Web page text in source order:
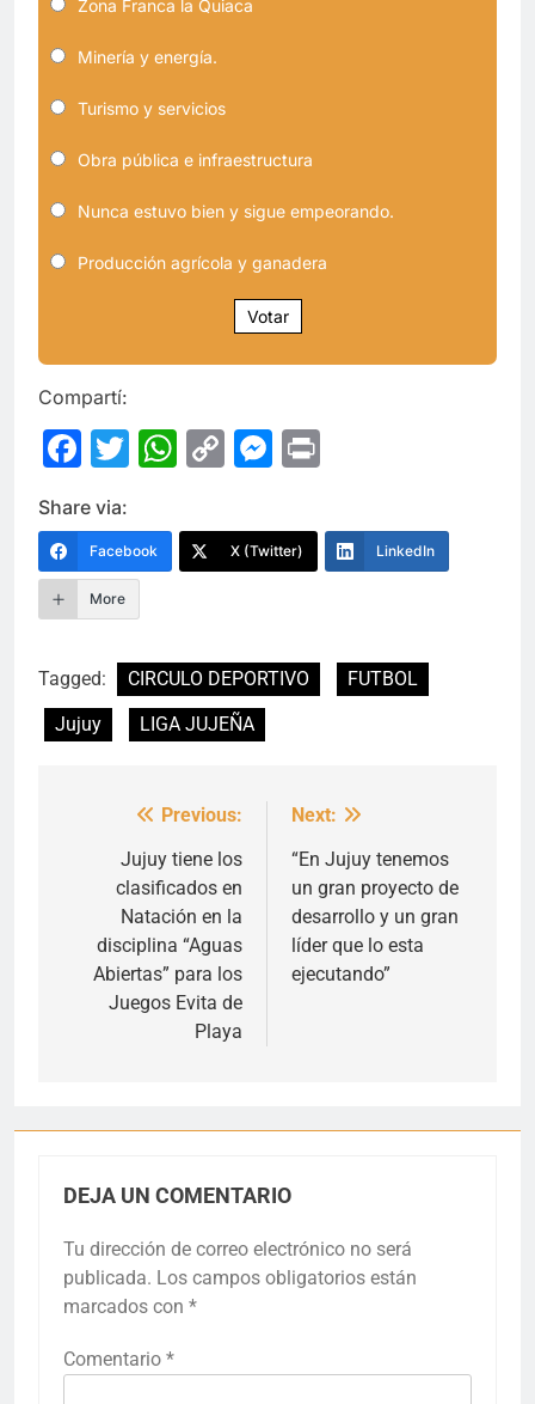
Zona Franca la Quiaca
Minería y energía.
Turismo y servicios
Obra pública e infraestructura
Nunca estuvo bien y sigue empeorando.
Producción agrícola y ganadera
Votar
Compartí:
Facebook
Twitter
WhatsApp
CopyMessenger
Share via:
Facebook X (Twitter) LinkedIn
More
Tagged: CIRCULO DEPORTIVO
FUTBOL
Jujuy
LIGA JUJEÑA
Navegación
entradas
Previous:
Jujuy tiene los
clasificados en
Natación en la
disciplina “Aguas
Abiertas” para los
Juegos Evita de
Playa
Next:
“En Jujuy tenemos
un gran proyecto de
desarrollo y un gran
líder que lo esta
ejecutando”
DEJA UN COMENTARIO
Tu dirección de correo electrónico no será
publicada. Los campos obligatorios están
marcados con *
Comentario *